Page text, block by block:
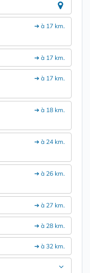
➔ à 17 km.
➔ à 17 km.
➔ à 17 km.
➔ à 18 km.
➔ à 24 km.
➔ à 26 km.
➔ à 27 km.
➔ à 28 km.
➔ à 32 km.